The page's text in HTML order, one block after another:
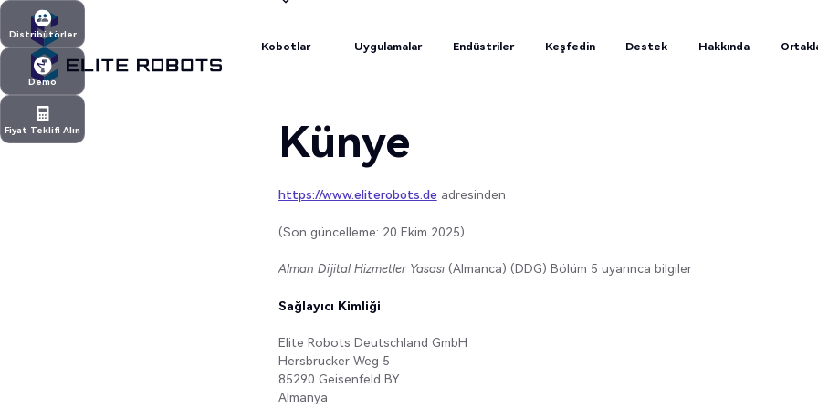
Distribütörler
Distribütörler
Demo
Demo
Fiyat Teklifi Alın
Kobotlar
Uygulamalar
Endüstriler
Keşfedin
Destek
Hakkında
Künye
https://www.eliterobots.deadresinden
(Son güncelleme: 20 Ekim 2025)
Alman Dijital Hizmetler Yasası (Almanca) (DDG) Bölüm 5 uyarınca bilgiler
Sağlayıcı Kimliği
Elite Robots Deutschland GmbH
Hersbrucker Weg 5
85290 Geisenfeld BY
Almanya